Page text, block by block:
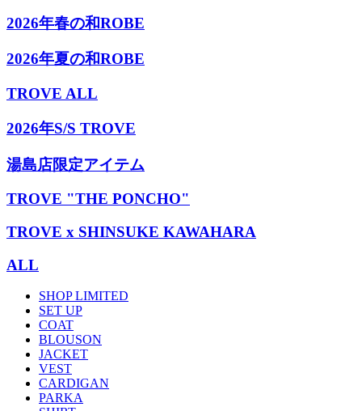
2026年春の和ROBE
2026年夏の和ROBE
TROVE ALL
2026年S/S TROVE
湯島店限定アイテム
TROVE "THE PONCHO"
TROVE x SHINSUKE KAWAHARA
ALL
SHOP LIMITED
SET UP
COAT
BLOUSON
JACKET
VEST
CARDIGAN
PARKA